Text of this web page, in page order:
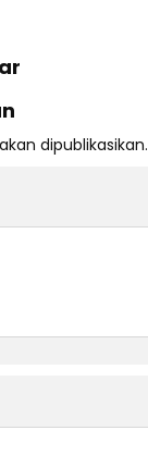
dipublikasikan.